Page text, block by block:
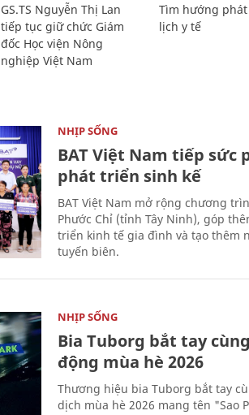
GS.TS Nguyễn Thị Lan
tiếp tục giữ chức Giám
đốc Học viện Nông
nghiệp Việt Nam
Tìm hướng
lịch y tế
NHỊP SỐNG
BAT Việt Nam tiếp sức
phát triển sinh kế
BAT Việt Nam mở rộng chương
Phước Chỉ (tỉnh Tây Ninh), góp
triển kinh tế gia đình và tạo thêm
tuyến biên.
NHỊP SỐNG
Bia Tuborg bắt tay
động mùa hè 2026
Thương hiệu bia Tuborg bắt tay
dịch mùa hè 2026 mang tên "Sao